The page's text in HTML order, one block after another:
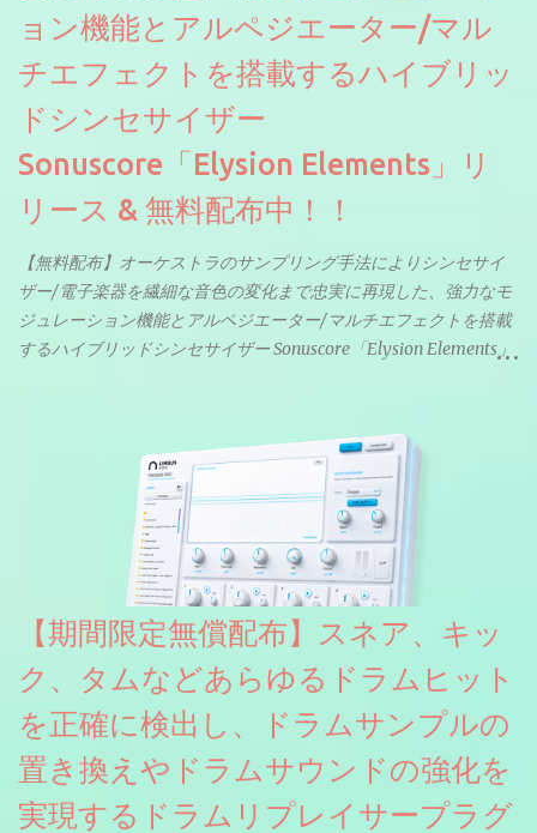
ョン機能とアルペジエーター/マル
チエフェクトを搭載するハイブリッ
ドシンセサイザー
Sonuscore「Elysion Elements」リ
リース & 無料配布中！！
【無料配布】オーケストラのサンプリング手法によりシンセサイ
ザー/電子楽器を繊細な音色の変化まで忠実に再現した、強力なモ
ジュレーション機能とアルペジエーター/マルチエフェクトを搭載
するハイブリッドシンセサイザー Sonuscore「Elysion Elements」
えるようになっています。総容量も7GBを超えます。複数の設定に
より音色が作りこまれているため、あらかじめアルペジオがプロ
グラムされているプリセットも多いですが、アルペジオを切るこ
とももちろんできます。 ほとんどのシンセライブラリは、音を一
度サンプリングしてベロシティで音量を調整します。 しかし、
ELYSIONは違います。ビンテージシンセを含む様々な音源から、
複数のベロシティレイヤーにわたって録音し、各レイヤーを整形
することで、弱く演奏した場合と強く演奏した場合で、全く異な
る音色が得られます。単に音量を変えただけの同じ音ではありま
せん。
【期間限定無償配布】スネア、キッ
ク、タムなどあらゆるドラムヒット
を正確に検出し、ドラムサンプルの
置き換えやドラムサウンドの強化を
実現するドラムリプレイサープラグ